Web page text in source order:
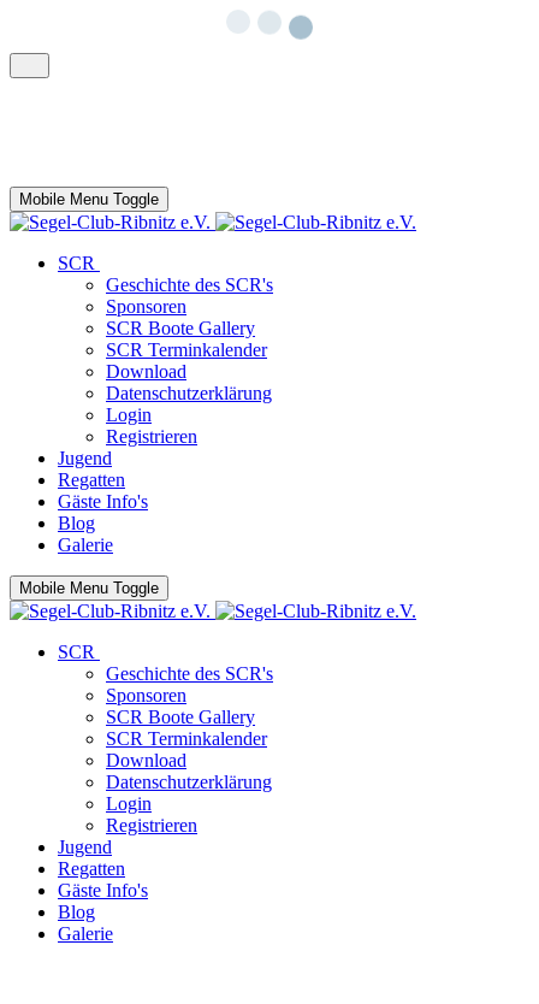
Mobile Menu Toggle
SCR
Geschichte des SCR's
Sponsoren
SCR Boote Gallery
SCR Terminkalender
Download
Datenschutzerklärung
Login
Registrieren
Jugend
Regatten
Gäste Info's
Blog
Galerie
Mobile Menu Toggle
SCR
Geschichte des SCR's
Sponsoren
SCR Boote Gallery
SCR Terminkalender
Download
Datenschutzerklärung
Login
Registrieren
Jugend
Regatten
Gäste Info's
Blog
Galerie